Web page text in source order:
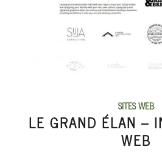
SITES WEB
LE GRAND ÉLAN –
WEB